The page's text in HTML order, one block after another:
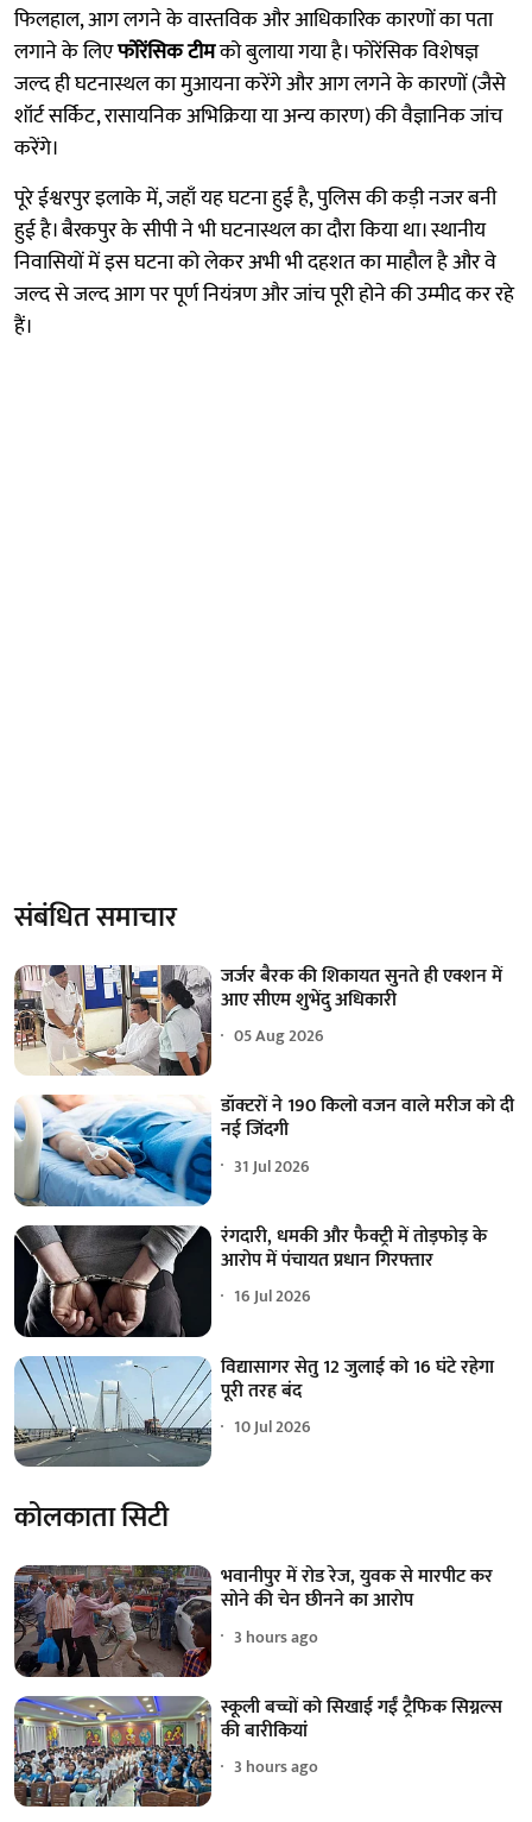
फिलहाल, आग लगने के वास्तविक और आधिकारिक कारणों का पता
लगाने के लिएफोरेंसिक टीमको बुलाया गया है। फोरेंसिक विशेषज्ञ
जल्द ही घटनास्थल का मुआयना करेंगे और आग लगने के कारणों (जैसे
शॉर्ट सर्किट, रासायनिक अभिक्रिया या अन्य कारण) की वैज्ञानिक जांच
करेंगे।
पूरे ईश्वरपुर इलाके में, जहाँ यह घटना हुई है, पुलिस की कड़ी नजर बनी
हुई है। बैरकपुर के सीपी ने भी घटनास्थल का दौरा किया था। स्थानीय
निवासियों में इस घटना को लेकर अभी भी दहशत का माहौल है और वे
जल्द से जल्द आग पर पूर्ण नियंत्रण और जांच पूरी होने की उम्मीद कर रहे
हैं।
संबंधित समाचार
जर्जर बैरक की शिकायत सुनते ही एक्शन में
आए सीएम शुभेंदु अधिकारी
05 Aug 2026
डॉक्टरों ने 190 किलो वजन वाले मरीज को दी
नई जिंदगी
31 Jul 2026
रंगदारी, धमकी और फैक्ट्री में तोड़फोड़ के
आरोप में पंचायत प्रधान गिरफ्तार
16 Jul 2026
विद्यासागर सेतु 12 जुलाई को 16 घंटे रहेगा
पूरी तरह बंद
10 Jul 2026
कोलकाता सिटी
भवानीपुर में रोड रेज, युवक से मारपीट कर
सोने की चेन छीनने का आरोप
3 hours ago
स्कूली बच्चों को सिखाई गईं ट्रैफिक सिग्नल्स
की बारीकियां
3 hours ago